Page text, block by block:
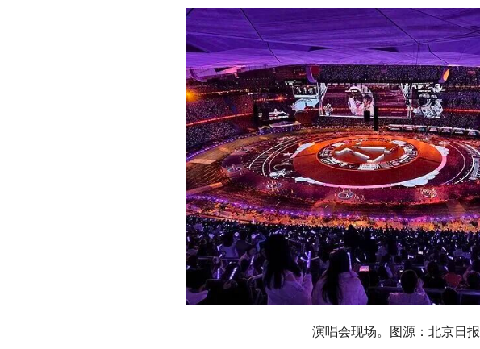
演唱会现场。图源：北京日报